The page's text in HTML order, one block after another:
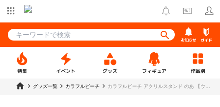
お知らせ ガイド
特集 イベント グッズ フィギュア 作品別
グッズ一覧 カラフルピーチ
カラフルピーチ アクリルスタンド のあ 【ウェ